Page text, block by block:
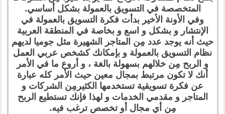
المتخصصة في التسويق بالعمولة بشكل أساسي.
وفي الأونة الأخير بدأت فكرة التسويق بالعمولة في
الإنتشار و بشكل و اسع و بخاصة في المنطقة العربية
حيث أنه يوجد عدد مِن المتاجر الشهيرة مثل جوميا لديهم
نظام التسويق بالعمولة و بإمكانك كشخص عربي العمل
و الربح مِن خلالهم بسهولة بالغة ، و أروع ما في الأمر
أنك لا تكون مرتبط بمجال معين حيث الأمر كله عبارة
عن فكرة تسويقية تستخدمها الكثيرمِن الشركات و
المتاجر و مقدمي الخدمات و لهذا فإنك تستطيع الربح
مِن أي مجال أو تخصص ترغب فيه.